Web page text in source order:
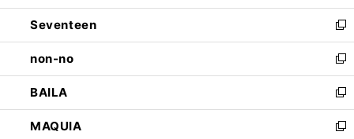
開
く
ウ
で
開
く
ン
ド
ウ
で
開
く
Seventeen
新
し
い
ウ
ィ
ン
ド
non-no
新
し
い
ウ
ィ
BAILA
新
し
い
MAQUIA
新